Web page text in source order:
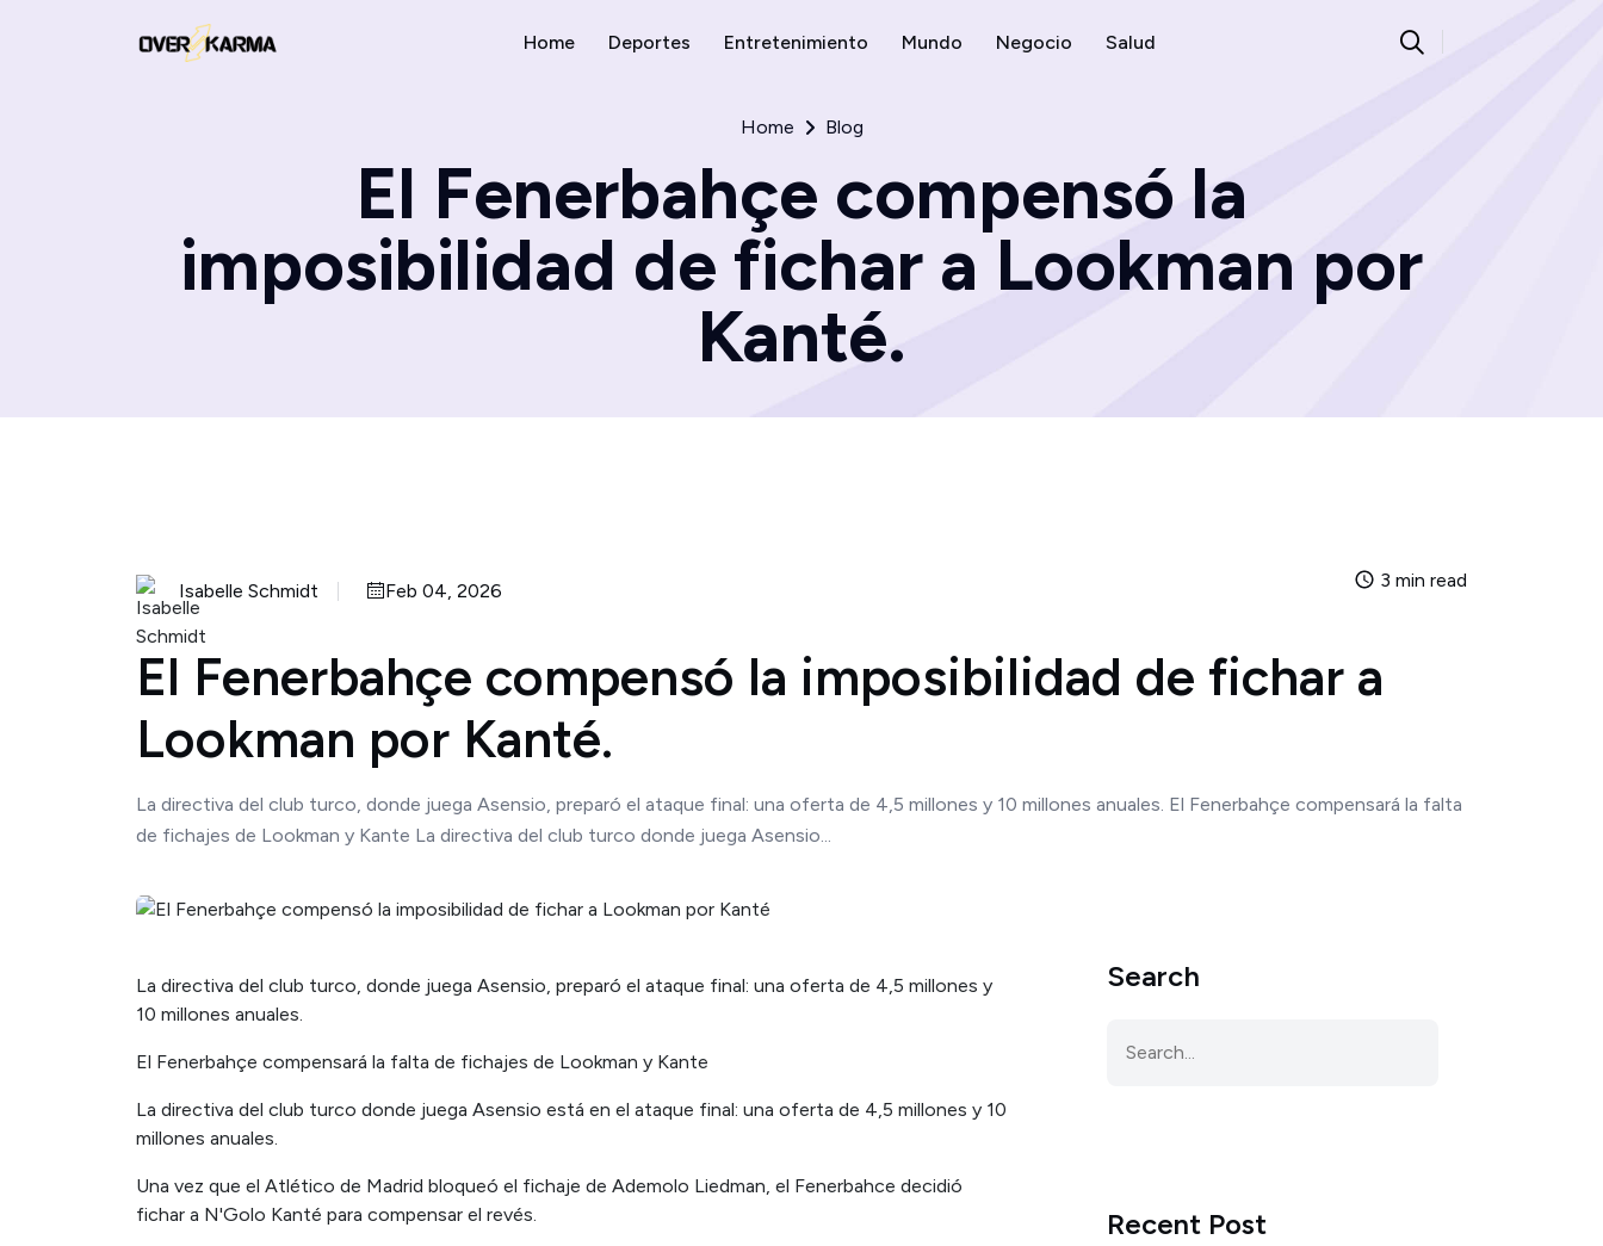
Home Deportes Entretenimiento Mundo Negocio Salud
Home Blog
El Fenerbahçe compensó la
imposibilidad de fichar a Lookman por
Kanté.
Isabelle Schmidt Feb 04, 2026 3 min read
El Fenerbahçe compensó la imposibilidad de fichar a
Lookman por Kanté.
La directiva del club turco, donde juega Asensio, preparó el ataque final: una oferta de 4,5 millones y 10 millones anuales. El Fenerbahçe compensará la falta
de fichajes de Lookman y Kante La directiva del club turco donde juega Asensio...
La directiva del club turco, donde juega Asensio, preparó el ataque final: una oferta de 4,5 millones y
10 millones anuales.
El Fenerbahçe compensará la falta de fichajes de Lookman y Kante
La directiva del club turco donde juega Asensio está en el ataque final: una oferta de 4,5 millones y 10
millones anuales.
Una vez que el Atlético de Madrid bloqueó el fichaje de Ademolo Liedman, el Fenerbahce decidió
fichar a N'Golo Kanté para compensar el revés.
Search
Recent Post